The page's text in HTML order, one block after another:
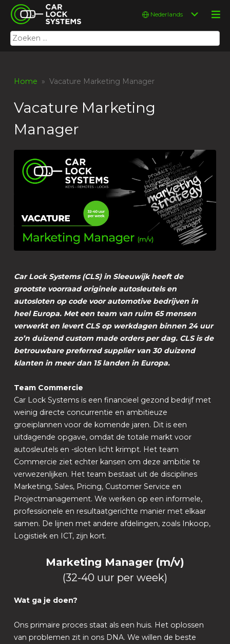
Skip
content
Car Lock Systems
Car Lock Systems
Zoeken
naar:
Kies
taal
Home » Vacature Marketing Manager
Vacature Marketing
Manager
Car Lock Systems (CLS) in Sleeuwijk heeft de
grootste voorraad originele autosleutels en
autosloten op code voor automotive bedrijven in
heel Europa. Met een team van ruim 65 mensen
verwerkt en levert CLS op werkdagen binnen 24 uur
zo’n duizend custom made orders per dag. CLS is de
betrouwbare preferred suppliervan 30 duizend
klanten in meer dan 15 landen in Europa.
Team Commercie
Car Lock Systems is een financieel gezond bedrijf met
weinig directe concurrentie en ambitieuze
groeiplannen voor de komende jaren. Dit is een
uitdagende opgave, omdat de totale markt voor
autosleutels en -sloten licht krimpt. Het team
Commercie ziet echter kansen om deze ambitie te
verwezenlijken. Het team bestaat uit de disciplines
Marketing, Sales, Pricing, Customer Service en
Projectmanagement. We werken op een informele,
professionele en resultaatgerichte manier met elkaar
samen. De lijnen met andere afdelingen, zoals Inkoop,
Logistiek en ICT, zijn kort.
Marketing Manager (m/v)
(32-40 uur per week)
Wat ga je doen?
Ons primaire proces staat als een huis. Het oplossen
van problemen zit in ons DNA. We willen de beste